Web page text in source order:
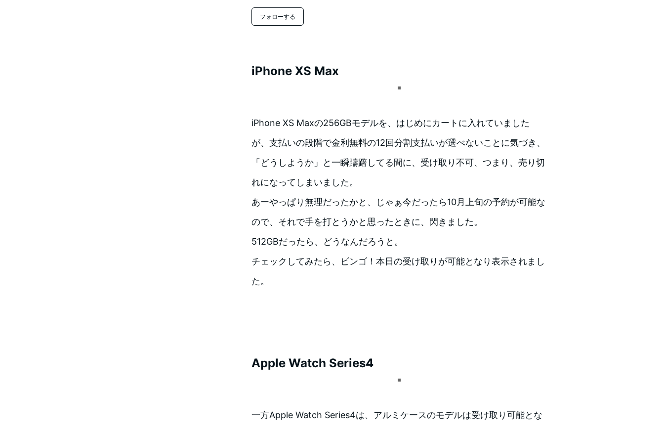
フォローする
iPhone XS Max
iPhone XS Maxの256GBモデルを、はじめにカートに入れていました
が、支払いの段階で金利無料の12回分割支払いが選べないことに気づき、
「どうしようか」と一瞬躊躇してる間に、受け取り不可、つまり、売り切
れになってしまいました。
あーやっぱり無理だったかと、じゃぁ今だったら10月上旬の予約が可能な
ので、それで手を打とうかと思ったときに、閃きました。
512GBだったら、どうなんだろうと。
チェックしてみたら、ビンゴ！本日の受け取りが可能となり表示されまし
た。
Apple Watch Series4
一方Apple Watch Series4は、アルミケースのモデルは受け取り可能とな